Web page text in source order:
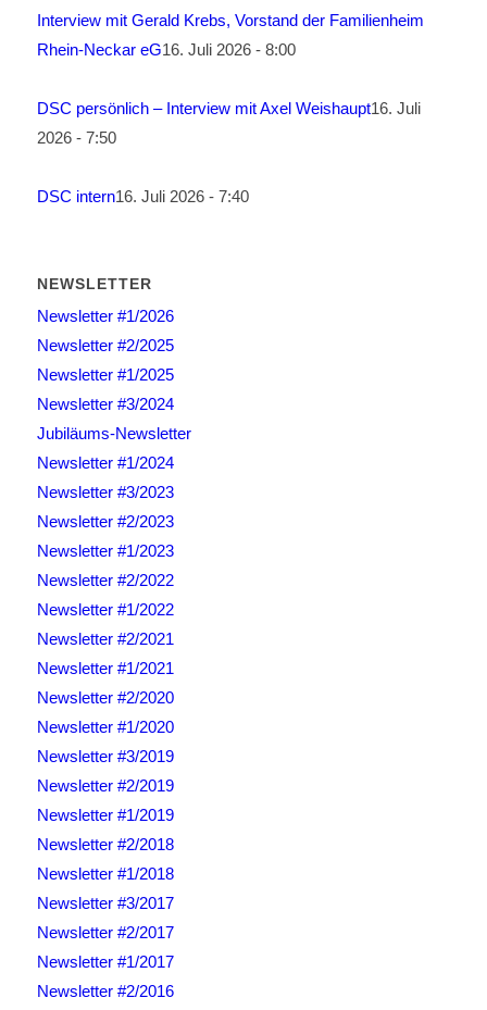
Interview mit Gerald Krebs, Vorstand der Familienheim
Rhein-Neckar eG16. Juli 2026 - 8:00
DSC persönlich – Interview mit Axel Weishaupt16. Juli
2026 - 7:50
DSC intern16. Juli 2026 - 7:40
NEWSLETTER
Newsletter #1/2026
Newsletter #2/2025
Newsletter #1/2025
Newsletter #3/2024
Jubiläums-Newsletter
Newsletter #1/2024
Newsletter #3/2023
Newsletter #2/2023
Newsletter #1/2023
Newsletter #2/2022
Newsletter #1/2022
Newsletter #2/2021
Newsletter #1/2021
Newsletter #2/2020
Newsletter #1/2020
Newsletter #3/2019
Newsletter #2/2019
Newsletter #1/2019
Newsletter #2/2018
Newsletter #1/2018
Newsletter #3/2017
Newsletter #2/2017
Newsletter #1/2017
Newsletter #2/2016